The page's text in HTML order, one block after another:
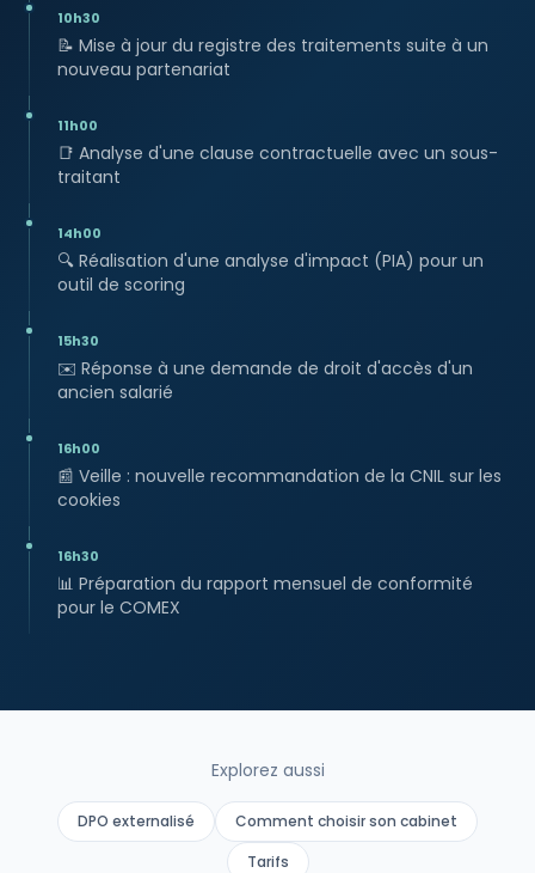
10h30
📝 Mise à jour du registre des traitements suite à un
nouveau partenariat
11h00
📑 Analyse d'une clause contractuelle avec un sous-
traitant
14h00
🔍 Réalisation d'une analyse d'impact (PIA) pour un
outil de scoring
15h30
✉️ Réponse à une demande de droit d'accès d'un
ancien salarié
16h00
📰 Veille : nouvelle recommandation de la CNIL sur les
cookies
16h30
📊 Préparation du rapport mensuel de conformité
pour le COMEX
Explorez aussi
DPO externalisé
Comment choisir son cabinet
Tarifs